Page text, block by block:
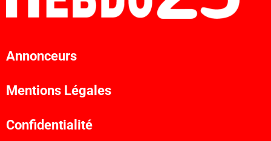
Annonceurs
Mentions Légales
Confidentialité